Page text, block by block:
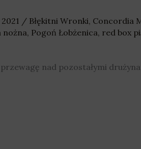
/ Błękitni Wronki, Concordia
nożna, Pogoń Łobżenica, red box
nad pozostałymi